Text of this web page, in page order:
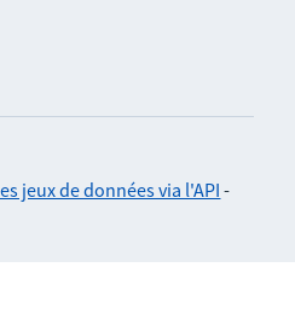
jeux de données via l'API -